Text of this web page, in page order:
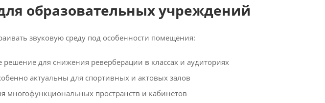
образовательных учреждений
звуковую среду под особенности помещения:
решение для снижения реверберации в классах и аудиториях
актуальны для спортивных и актовых залов
многофункциональных пространств и кабинетов